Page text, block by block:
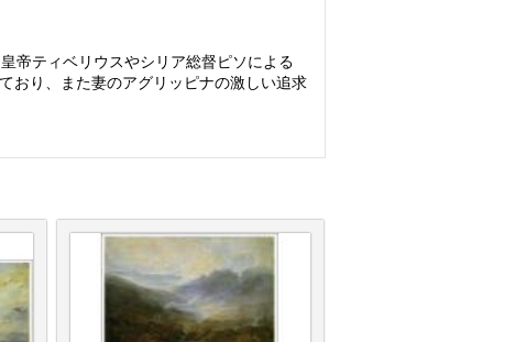
帝ティベリウスやシリア総督ピソによる
おり、また妻のアグリッピナの激しい追求